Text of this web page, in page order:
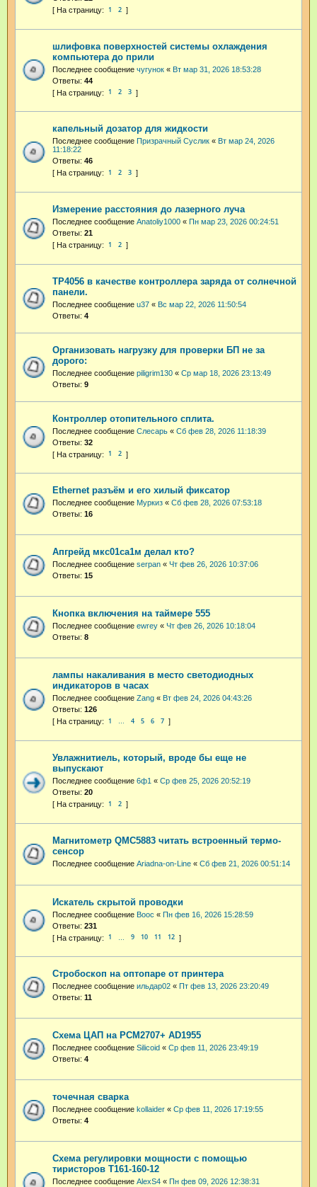
1 2
шлифовка поверхностей системы охлаждения
компьютера до прили
Последнее сообщение чугунок « Вт мар 31, 2026 18:53:28
Ответы: 44
1 2 3
капельный дозатор для жидкости
Последнее сообщение Призрачный Суслик « Вт мар 24, 2026
11:18:22
Ответы: 46
1 2 3
Измерение расстояния до лазерного луча
Последнее сообщение Anatoliy1000 « Пн мар 23, 2026 00:24:51
Ответы: 21
1 2
TP4056 в качестве контроллера заряда от солнечной
панели.
Последнее сообщение u37 « Вс мар 22, 2026 11:50:54
Ответы: 4
Организовать нагрузку для проверки БП не за
дорого:
Последнее сообщение piligrim130 « Ср мар 18, 2026 23:13:49
Ответы: 9
Контроллер отопительного сплита.
Последнее сообщение Слесарь « Сб фев 28, 2026 11:18:39
Ответы: 32
1 2
Ethernet разъём и его хилый фиксатор
Последнее сообщение Муркиз « Сб фев 28, 2026 07:53:18
Ответы: 16
Апгрейд мкс01са1м делал кто?
Последнее сообщение serpan « Чт фев 26, 2026 10:37:06
Ответы: 15
Кнопка включения на таймере 555
Последнее сообщение ewrey « Чт фев 26, 2026 10:18:04
Ответы: 8
лампы накаливания в место светодиодных
индикаторов в часах
Последнее сообщение Zang « Вт фев 24, 2026 04:43:26
Ответы: 126
1 … 4 5 6 7
Увлажнитиель, который, вроде бы еще не
выпускают
Последнее сообщение 6ф1 « Ср фев 25, 2026 20:52:19
Ответы: 20
1 2
Магнитометр QMC5883 читать встроенный термо-
сенсор
Последнее сообщение Ariadna-on-Line « Сб фев 21, 2026 00:51:14
Искатель скрытой проводки
Последнее сообщение Booc « Пн фев 16, 2026 15:28:59
Ответы: 231
1 9 10 11 12
Стробоскоп на оптопаре от принтера
Последнее сообщение ильдар02 « Пт фев 13, 2026 23:20:49
Ответы: 11
Схема ЦАП на PCM2707+ AD1955
Последнее сообщение Silicoid « Ср фев 11, 2026 23:49:19
Ответы: 4
точечная сварка
Последнее сообщение kollaider « Ср фев 11, 2026 17:19:55
Ответы: 4
Схема регулировки мощности с помощью
тиристоров Т161-160-12
Последнее сообщение AlexS4 « Пн фев 09, 2026 12:38:31